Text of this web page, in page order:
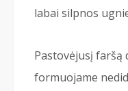
labai silpnos
Pastovėjusį faršą
formuojame